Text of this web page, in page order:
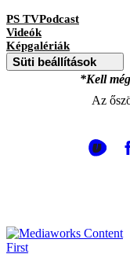
PS TVPodcast
Videók
Képgalériák
Süti beállítások
*Kell
Az